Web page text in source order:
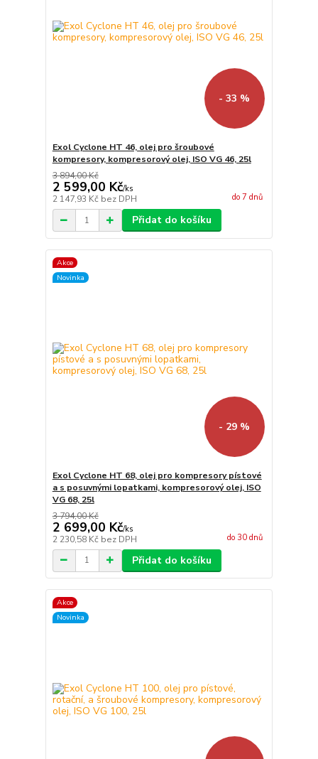
- 33 %
Exol Cyclone HT 46, olej pro šroubové
kompresory, kompresorový olej, ISO VG 46, 25l
3 894,00 Kč
2 599,00 Kč/ks
2 147,93 Kč bez DPH do 7 dnů
Přidat do košíku
Akce
Novinka
- 29 %
Exol Cyclone HT 68, olej pro kompresory pístové
a s posuvnými lopatkami, kompresorový olej, ISO
VG 68, 25l
3 794,00 Kč
2 699,00 Kč/ks
2 230,58 Kč bez DPH do 30 dnů
Přidat do košíku
Akce
Novinka